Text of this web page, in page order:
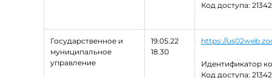
Код доступа:
Государственное и
муниципальное
управление
19.05.22
18.30
https://
Идентификатор
Код доступа: